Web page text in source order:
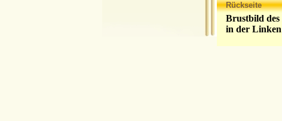
Rückseite
Brustbild des
in der